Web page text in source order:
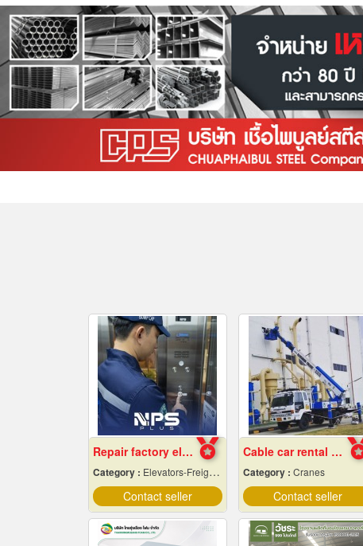
Repair factory elevators, warehouses
Category : Elevators-Freight & Passenger
Contact seller
Cable car rental Bangkok
Category : Cranes
Contact seller